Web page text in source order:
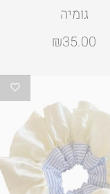
גומיה
₪35.00